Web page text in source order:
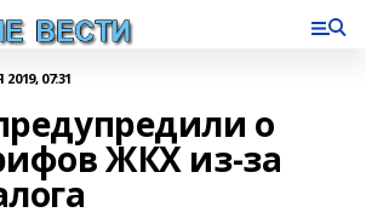
07:31
о
ЖКХ из-за